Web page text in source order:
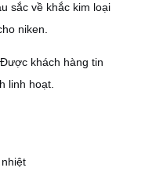
sắc về khắc kim loại
niken.
Được khách hàng tin
linh hoạt.